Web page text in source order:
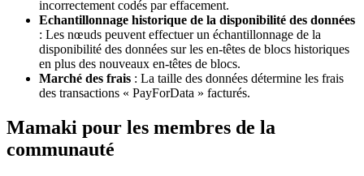
incorrectement codés par effacement.
Echantillonnage historique de la disponibilité des données
: Les nœuds peuvent effectuer un échantillonnage de la
disponibilité des données sur les en-têtes de blocs historiques
en plus des nouveaux en-têtes de blocs.
Marché des frais : La taille des données détermine les frais
des transactions « PayForData » facturés.
Mamaki pour les membres de la
communauté